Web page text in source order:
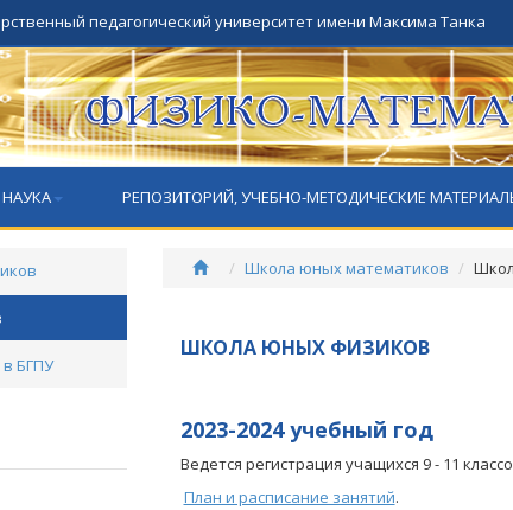
педагогический университет имени Максима Танка
НАУКА РЕПОЗИТОРИЙ, УЧЕБНО-МЕТОДИЧЕСКИЕ
БГПУ
Школа юных математиков
ШКОЛА ЮНЫХ ФИЗИКОВ
2023-2024 учебный год
Ведется регистрация учащихся 9 - 11
План и расписание занятий.